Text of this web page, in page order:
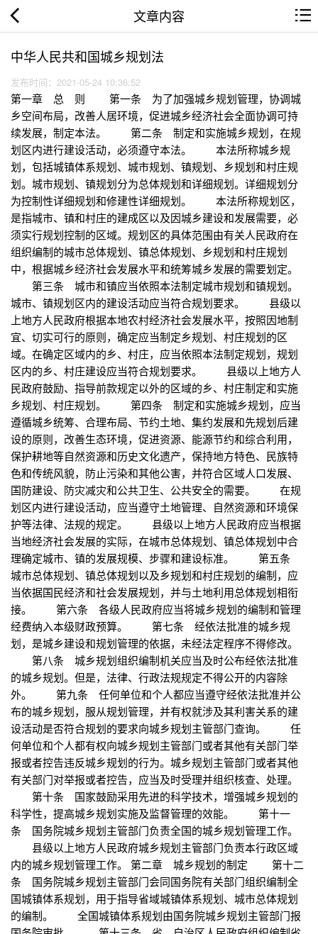
文章内容
中华人民共和国城乡规划法
发布时间：2021-05-24 10:36:52
第一章 总 则 第一条 为了加强城乡规划管理，协调城
乡空间布局，改善人居环境，促进城乡经济社会全面协调可持
续发展，制定本法。 第二条 制定和实施城乡规划，在规
划区内进行建设活动，必须遵守本法。 本法所称城乡规
划，包括城镇体系规划、城市规划、镇规划、乡规划和村庄规
划。城市规划、镇规划分为总体规划和详细规划。详细规划分
为控制性详细规划和修建性详细规划。 本法所称规划区，
是指城市、镇和村庄的建成区以及因城乡建设和发展需要，必
须实行规划控制的区域。规划区的具体范围由有关人民政府在
组织编制的城市总体规划、镇总体规划、乡规划和村庄规划
中，根据城乡经济社会发展水平和统筹城乡发展的需要划定。
第三条 城市和镇应当依照本法制定城市规划和镇规划。
城市、镇规划区内的建设活动应当符合规划要求。 县级以
上地方人民政府根据本地农村经济社会发展水平，按照因地制
宜、切实可行的原则，确定应当制定乡规划、村庄规划的区
域。在确定区域内的乡、村庄，应当依照本法制定规划，规划
区内的乡、村庄建设应当符合规划要求。 县级以上地方人
民政府鼓励、指导前款规定以外的区域的乡、村庄制定和实施
乡规划、村庄规划。 第四条 制定和实施城乡规划，应当
遵循城乡统筹、合理布局、节约土地、集约发展和先规划后建
设的原则，改善生态环境，促进资源、能源节约和综合利用，
保护耕地等自然资源和历史文化遗产，保持地方特色、民族特
色和传统风貌，防止污染和其他公害，并符合区域人口发展、
国防建设、防灾减灾和公共卫生、公共安全的需要。 在规
划区内进行建设活动，应当遵守土地管理、自然资源和环境保
护等法律、法规的规定。 县级以上地方人民政府应当根据
当地经济社会发展的实际，在城市总体规划、镇总体规划中合
理确定城市、镇的发展规模、步骤和建设标准。 第五条
城市总体规划、镇总体规划以及乡规划和村庄规划的编制，应
当依据国民经济和社会发展规划，并与土地利用总体规划相衔
接。 第六条 各级人民政府应当将城乡规划的编制和管理
经费纳入本级财政预算。 第七条 经依法批准的城乡规
划，是城乡建设和规划管理的依据，未经法定程序不得修改。
第八条 城乡规划组织编制机关应当及时公布经依法批准
的城乡规划。但是，法律、行政法规规定不得公开的内容除
外。 第九条 任何单位和个人都应当遵守经依法批准并公
布的城乡规划，服从规划管理，并有权就涉及其利害关系的建
设活动是否符合规划的要求向城乡规划主管部门查询。 任
何单位和个人都有权向城乡规划主管部门或者其他有关部门举
报或者控告违反城乡规划的行为。城乡规划主管部门或者其他
有关部门对举报或者控告，应当及时受理并组织核查、处理。
第十条 国家鼓励采用先进的科学技术，增强城乡规划的
科学性，提高城乡规划实施及监督管理的效能。 第十一
条 国务院城乡规划主管部门负责全国的城乡规划管理工作。
县级以上地方人民政府城乡规划主管部门负责本行政区域
内的城乡规划管理工作。 第二章 城乡规划的制定 第十二
条 国务院城乡规划主管部门会同国务院有关部门组织编制全
国城镇体系规划，用于指导省域城镇体系规划、城市总体规划
的编制。 全国城镇体系规划由国务院城乡规划主管部门报